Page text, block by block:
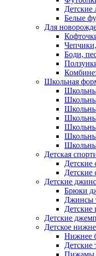
Детские
Белые
Для
Боди,
Школьная
Детская
Детские
Детские
Брюки
Джинсы
Детские
Детское
Нижнее
Детские
Пижамы